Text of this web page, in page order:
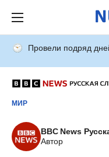
Провели подряд
МИР
BBC News
Автор